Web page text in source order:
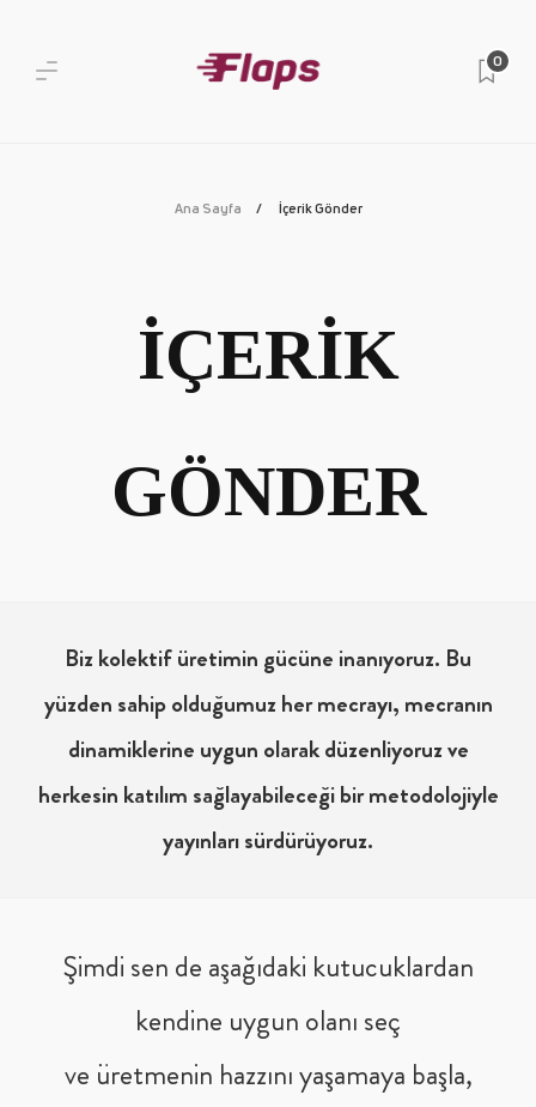
0
Ana Sayfa İçerik Gönder
İÇERİK
GÖNDER
Biz kolektif üretimin gücüne inanıyoruz. Bu
yüzden sahip olduğumuz her mecrayı, mecranın
dinamiklerine uygun olarak düzenliyoruz ve
herkesin katılım sağlayabileceği bir metodolojiyle
yayınları sürdürüyoruz.
Şimdi sen de aşağıdaki kutucuklardan
kendine uygun olanı seç
ve üretmenin hazzını yaşamaya başla,